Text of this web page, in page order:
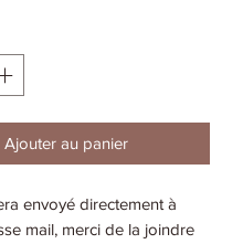
Ajouter au panier
envoyé directement à
mail, merci de la joindre